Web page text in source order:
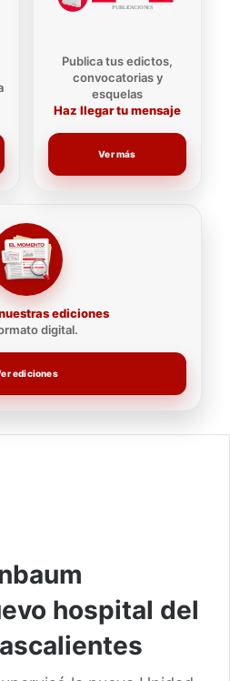
ediciones
digital.
ediciones
Publica tus edictos,
convocatorias y
esquelas
Haz llegar tu mensaje
Ver más
hospital del